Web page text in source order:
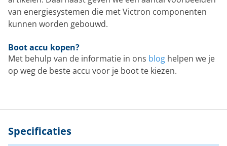
van energiesystemen die met Victron componenten
kunnen worden gebouwd.
Boot accu kopen?
Met behulp van de informatie in ons blog helpen we je
op weg de beste accu voor je boot te kiezen.
Specificaties